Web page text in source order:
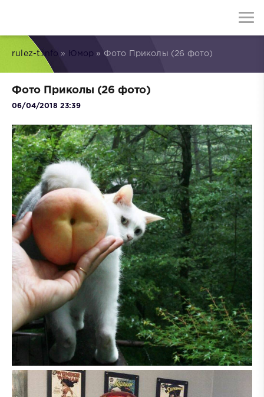
rulez-t.info » Юмор » Фото Приколы (26 фото)
Фото Приколы (26 фото)
06/04/2018 23:39